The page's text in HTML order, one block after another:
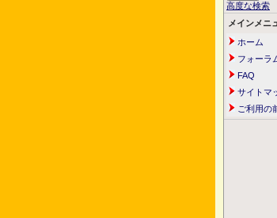
高度な検索
メインメニ
ホーム
フォーラ
FAQ
サイトマ
ご利用の